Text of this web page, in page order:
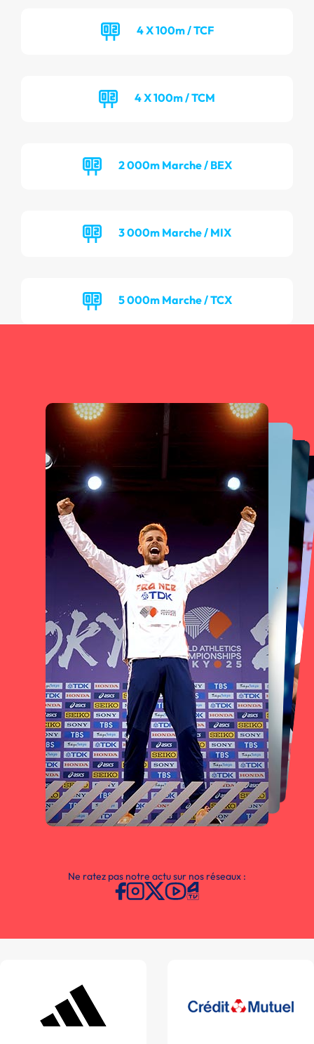
4 X 100m / TCF
4 X 100m / TCM
2 000m Marche / BEX
3 000m Marche / MIX
5 000m Marche / TCX
Ne ratez pas notre actu sur nos réseaux :